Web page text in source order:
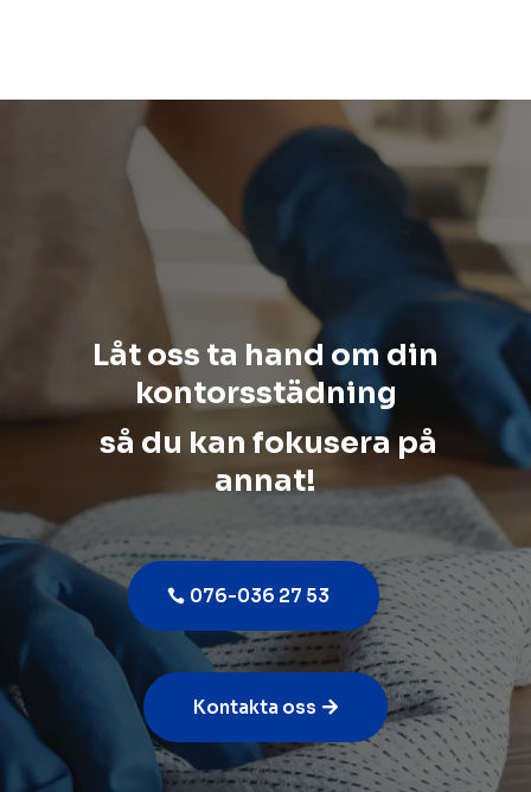
Låt oss ta hand om din
kontorsstädning
så du kan fokusera på
annat!
076-036 27 53
Kontakta oss